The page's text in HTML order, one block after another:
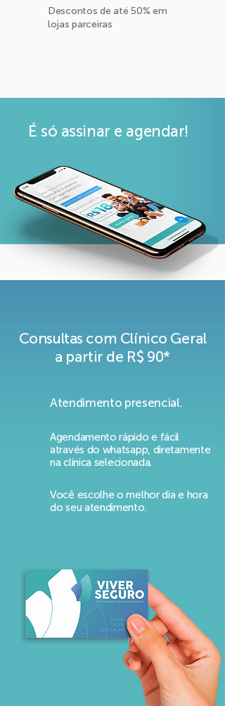
Descontos de até 50% em
lojas parceiras
É só assinar e agendar!
PARCEIROS
estabelecimentos parceiros
Consultas de urgência e emergência
consultas e tratamentos
Farmácias
Restaurantes
Curso de idiomas
Aulas de música
Consultas com Clínico Geral
a partir de R$ 90*
Atendimento presencial.
Agendamento rápido e fácil
através do whatsapp, diretamente
na clinica selecionada.
Você escolhe o melhor dia e hora
do seu atendimento.